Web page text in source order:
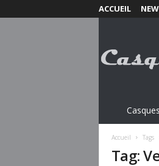
ACCUEIL
s
Accueil Tags
Tag: